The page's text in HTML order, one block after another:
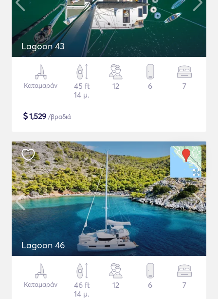
Lagoon 43
Καταμαράν
45 ft
14 μ.
12 6 7
$1,529 /βραδιά
Lagoon 46
Καταμαράν
46 ft
14 μ.
12 6 7